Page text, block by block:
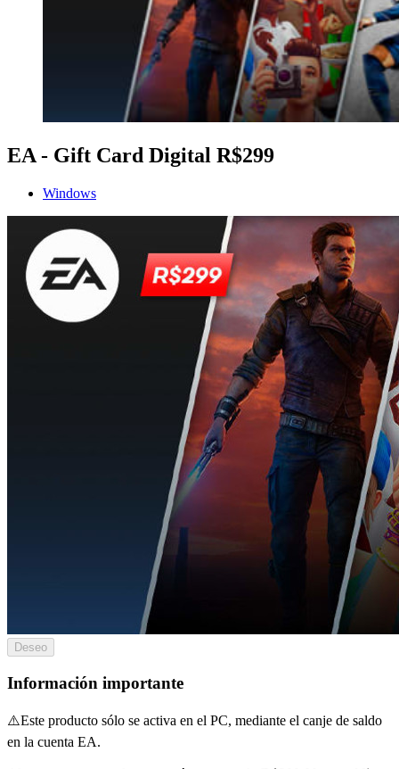
EA - Gift Card Digital R$299
Windows
Deseo
Información importante
⚠️Este producto sólo se activa en el PC, mediante el canje de saldo
en la cuenta EA.